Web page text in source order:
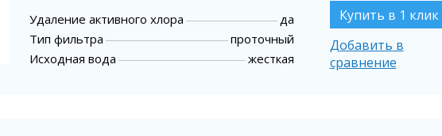
Удаление активного хлора
да
Тип фильтра
проточный
Исходная вода
жесткая
Купить в 1 клик
Добавить в
сравнение